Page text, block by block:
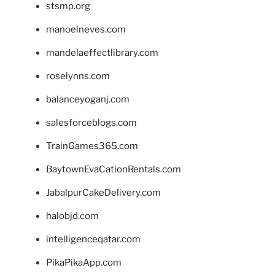
stsmp.org
manoelneves.com
mandelaeffectlibrary.com
roselynns.com
balanceyoganj.com
salesforceblogs.com
TrainGames365.com
BaytownEvaCationRentals.com
JabalpurCakeDelivery.com
halobjd.com
intelligenceqatar.com
PikaPikaApp.com